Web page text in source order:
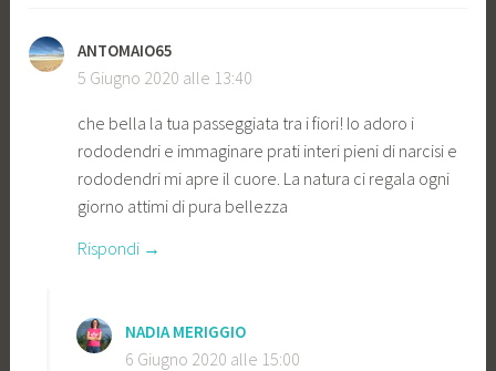
ANTOMAIO65
5 Giugno 2020 alle 13:40
che bella la tua passeggiata tra i fiori! Io adoro i
rododendri e immaginare prati interi pieni di narcisi e
rododendri mi apre il cuore. La natura ci regala ogni
giorno attimi di pura bellezza
Rispondi
NADIA MERIGGIO
6 Giugno 2020 alle 15:00